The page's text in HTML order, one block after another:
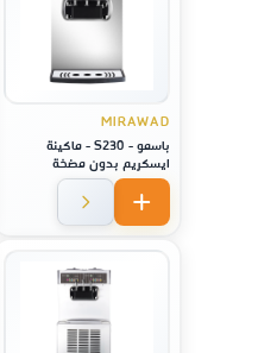
MIRAWAD
باسمو - S230 - ماكينة
ايسكريم بدون مضخة